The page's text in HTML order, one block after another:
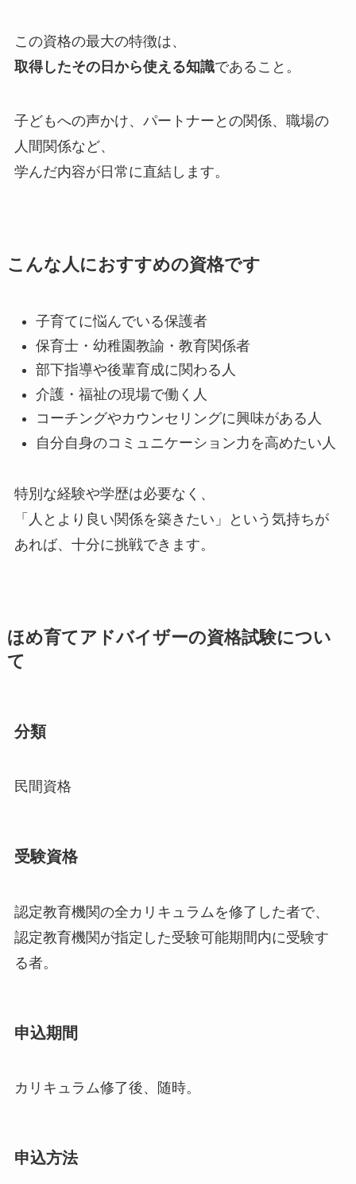
この資格の最大の特徴は、
取得したその日から使える知識であること。
子どもへの声かけ、パートナーとの関係、職場の
人間関係など、
学んだ内容が日常に直結します。
こんな人におすすめの資格です
子育てに悩んでいる保護者
保育士・幼稚園教諭・教育関係者
部下指導や後輩育成に関わる人
介護・福祉の現場で働く人
コーチングやカウンセリングに興味がある人
自分自身のコミュニケーション力を高めたい人
特別な経験や学歴は必要なく、
「人とより良い関係を築きたい」という気持ちが
あれば、十分に挑戦できます。
ほめ育てアドバイザーの資格試験につい
て
分類
民間資格
受験資格
認定教育機関の全カリキュラムを修了した者で、
認定教育機関が指定した受験可能期間内に受験す
る者。
申込期間
カリキュラム修了後、随時。
申込方法